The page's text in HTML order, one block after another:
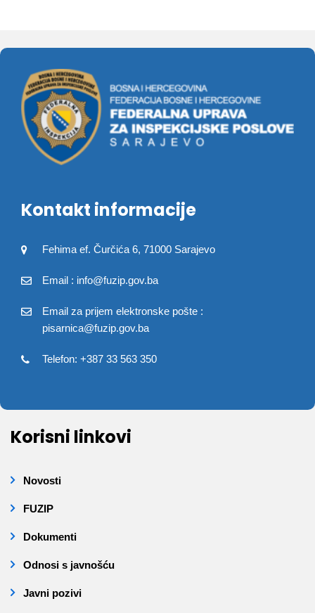
Kontakt informacije
Fehima ef. Čurčića 6, 71000 Sarajevo
Email : info@fuzip.gov.ba
Email za prijem elektronske pošte :
pisarnica@fuzip.gov.ba
Telefon: +387 33 563 350
Korisni linkovi
Novosti
FUZIP
Dokumenti
Odnosi s javnošću
Javni pozivi